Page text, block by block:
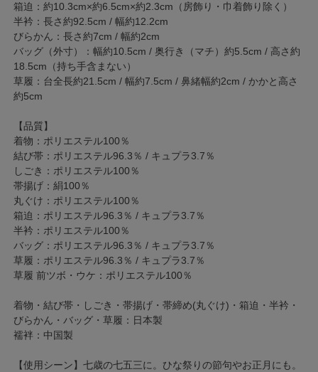
箱迫：約10.3cm×約6.5cm×約2.3cm（房飾り・巾着飾り除く）
半衿：長さ約92.5cm / 幅約12.2cm
びらかん：長さ約7cm / 幅約2cm
バッグ（外寸）：幅約10.5cm / 奥行き（マチ）約5.5cm / 高さ約
18.5cm（持ち手含まない）
草履：台全長約21.5cm / 幅約7.5cm / 鼻緒幅約2cm / かかと高さ
約5cm
【品質】
着物：ポリエステル100％
結び帯：ポリエステル96.3％ / キュプラ3.7％
しごき：ポリエステル100％
帯揚げ：絹100％
丸ぐけ：ポリエステル100％
箱迫：ポリエステル96.3％ / キュプラ3.7％
半衿：ポリエステル100％
バッグ：ポリエステル96.3％ / キュプラ3.7％
草履：ポリエステル96.3％ / キュプラ3.7％
草履 前ツボ・ウケ：ポリエステル100％
着物・結び帯・しごき・帯揚げ・帯締め(丸ぐけ)・箱迫・半衿・
びらかん・バッグ・草履：日本製
襦袢：中国製
【使用シーン】七歳の七五三に。ひな祭りの節句やお正月にも。